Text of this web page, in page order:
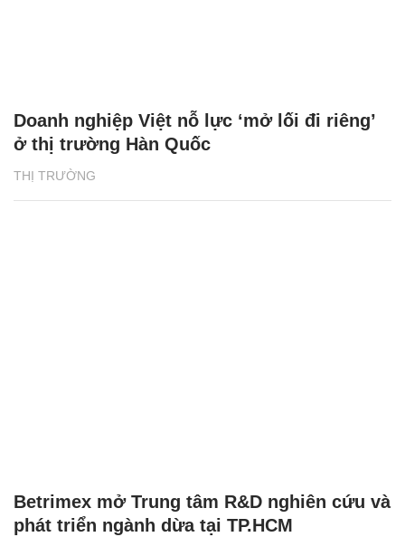
THỊ TRƯỜNG
Doanh nghiệp Việt nỗ lực ‘mở lối đi riêng’
ở thị trường Hàn Quốc
Betrimex mở Trung tâm R&D nghiên cứu và
phát triển ngành dừa tại TP.HCM